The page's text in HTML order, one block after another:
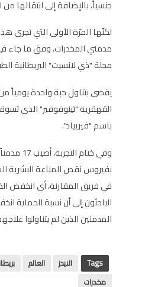
جنسياً، بالإضافة إلى انتقالها من
لكنّها المرّة الأولى التي تجرى
مدمني المخدرات، وفق ما جاء
مجلة "ذي لانسيت" البريطانية
يقضي بتناول حبة واحدة يومياً
القهقرية "تينوفوفير" الذي
باسم "فيريياد".
وفي ختام
الباحثون إلى أن نسبة الحماية
المدمنين الذين لم يتناولوا
Tags الايدز العالم
مخدرات